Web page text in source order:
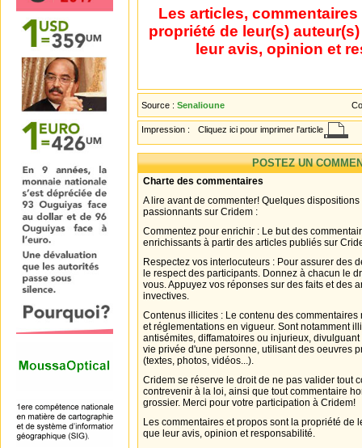
Les articles,
propriété de leur(s)
leur avis, opinion et
Source : Senalioune
Impression : Cliquez ici pour imprimer l'article
POSTEZ UN
Charte des commentaires
A lire avant de commenter! Quelques
passionnants sur Cridem :
Commentez pour enrichir : Le but des
enrichissants à partir des articles publiés sur
Respectez vos interlocuteurs : Pour assurer des
le respect des participants. Donnez à chacun le
vous. Appuyez vos réponses sur des faits et des
invectives.
Contenus illicites : Le contenu des
et réglementations en vigueur. Sont notamment
antisémites, diffamatoires ou injurieux,
vie privée d'une personne, utilisant des oeuvres
(textes, photos, vidéos...).
Cridem se réserve le droit de ne pas valider tout
contrevenir à la loi, ainsi que tout commentaire
grossier. Merci pour votre participation à Cridem!
Les commentaires et propos sont la propriété de
que leur avis, opinion et responsabilité.